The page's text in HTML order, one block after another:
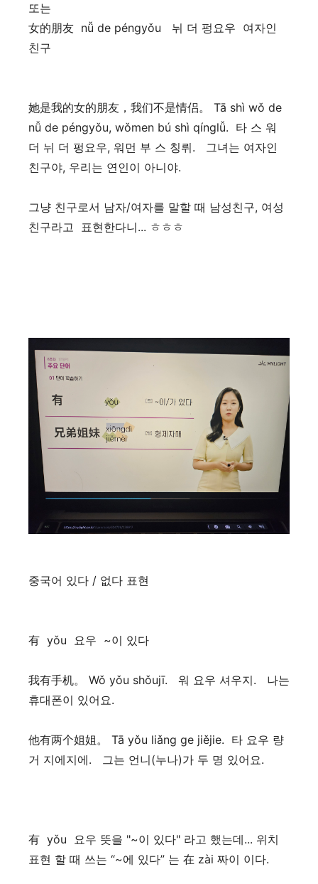
또는
女的朋友 nǚ de péngyǒu 뉘 더 펑요우 여자인
친구
她是我的女的朋友，我们不是情侣。 Tā shì wǒ de
nǚ de péngyǒu, wǒmen bú shì qínglǚ. 타 스 워
더 뉘 더 펑요우, 워먼 부 스 칭뤼. 그녀는 여자인
친구야, 우리는 연인이 아니야.
그냥 친구로서 남자/여자를 말할 때 남성친구, 여성
친구라고 표현한다니... ㅎㅎㅎ
중국어 있다 / 없다 표현
有 yǒu 요우 ~이 있다
我有手机。 Wǒ yǒu shǒujī. 워 요우 셔우지. 나는
휴대폰이 있어요.
他有两个姐姐。 Tā yǒu liǎng ge jiějie. 타 요우 량
거 지에지에. 그는 언니(누나)가 두 명 있어요.
有 yǒu 요우 뜻을 "~이 있다" 라고 했는데... 위치
표현 할 때 쓰는 “~에 있다” 는 在 zài 짜이 이다.